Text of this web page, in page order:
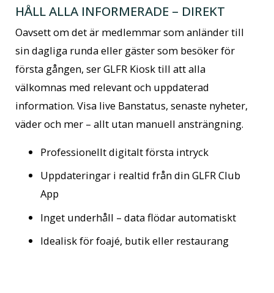
HÅLL ALLA INFORMERADE – DIREKT
Oavsett om det är medlemmar som anländer till
sin dagliga runda eller gäster som besöker för
första gången, ser GLFR Kiosk till att alla
välkomnas med relevant och uppdaterad
information. Visa live Banstatus, senaste nyheter,
väder och mer – allt utan manuell ansträngning.
Professionellt digitalt första intryck
Uppdateringar i realtid från din GLFR Club
App
Inget underhåll – data flödar automatiskt
Idealisk för foajé, butik eller restaurang